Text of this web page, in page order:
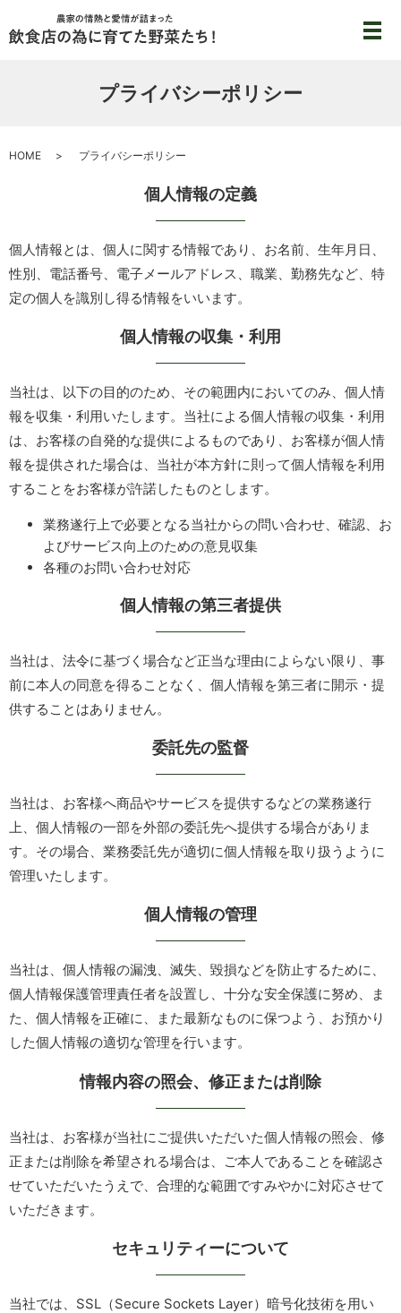
メ
プライバシーポリシー
HOME プライバシーポリシー
個人情報の定義
個人情報とは、個人に関する情報であり、お名前、生年月日、
性別、電話番号、電子メールアドレス、職業、勤務先など、特
定の個人を識別し得る情報をいいます。
個人情報の収集・利用
当社は、以下の目的のため、その範囲内においてのみ、個人情
報を収集・利用いたします。当社による個人情報の収集・利用
は、お客様の自発的な提供によるものであり、お客様が個人情
報を提供された場合は、当社が本方針に則って個人情報を利用
することをお客様が許諾したものとします。
業務遂行上で必要となる当社からの問い合わせ、確認、お
よびサービス向上のための意見収集
各種のお問い合わせ対応
個人情報の第三者提供
当社は、法令に基づく場合など正当な理由によらない限り、事
前に本人の同意を得ることなく、個人情報を第三者に開示・提
供することはありません。
委託先の監督
当社は、お客様へ商品やサービスを提供するなどの業務遂行
上、個人情報の一部を外部の委託先へ提供する場合がありま
す。その場合、業務委託先が適切に個人情報を取り扱うように
管理いたします。
個人情報の管理
当社は、個人情報の漏洩、滅失、毀損などを防止するために、
個人情報保護管理責任者を設置し、十分な安全保護に努め、ま
た、個人情報を正確に、また最新なものに保つよう、お預かり
した個人情報の適切な管理を行います。
情報内容の照会、修正または削除
当社は、お客様が当社にご提供いただいた個人情報の照会、修
正または削除を希望される場合は、ご本人であることを確認さ
せていただいたうえで、合理的な範囲ですみやかに対応させて
いただきます。
セキュリティーについて
当社では、SSL（Secure Sockets Layer）暗号化技術を用い